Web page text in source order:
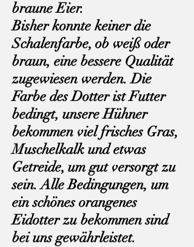
braune Eier.
Bisher konnte keiner die
Schalenfarbe, ob weiß oder
braun, eine bessere Qualität
zugewiesen werden. Die
Farbe des Dotter ist Futter
bedingt, unsere Hühner
bekommen viel frisches Gras,
Muschelkalk und etwas
Getreide, um gut versorgt zu
sein. Alle Bedingungen, um
ein schönes orangenes
Eidotter zu bekommen sind
bei uns gewährleistet.